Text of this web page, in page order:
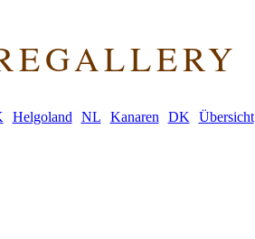
Helgoland NL Kanaren DK
Übersicht